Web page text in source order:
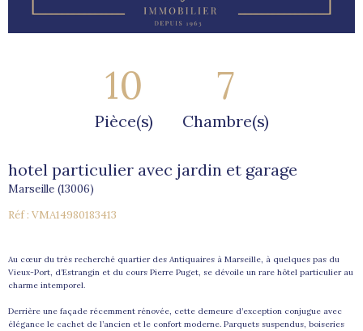
10
Pièce(s)
7
Chambre(s)
hotel particulier avec jardin et garage
Marseille (13006)
Réf : VMA14980183413
Au cœur du très recherché quartier des Antiquaires à Marseille, à quelques pas du
Vieux-Port, d’Estrangin et du cours Pierre Puget, se dévoile un rare hôtel particulier au
charme intemporel.
Derrière une façade récemment rénovée, cette demeure d’exception conjugue avec
élégance le cachet de l’ancien et le confort moderne. Parquets suspendus, boiseries